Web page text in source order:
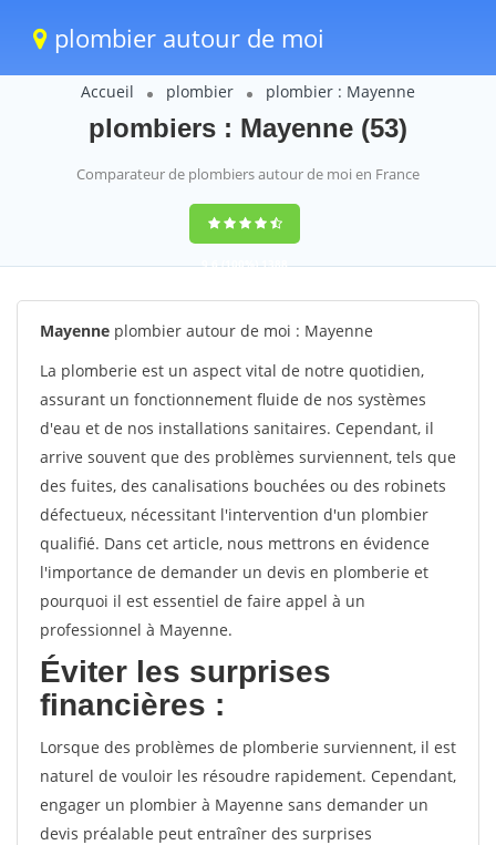
plombier autour de moi
Accueil plombier plombier : Mayenne
plombiers : Mayenne (53)
Comparateur de plombiers autour de moi en France
9,6(100%)1388
votes
Mayenne plombier autour de moi : Mayenne
La plomberie est un aspect vital de notre quotidien,
assurant un fonctionnement fluide de nos systèmes
d'eau et de nos installations sanitaires. Cependant, il
arrive souvent que des problèmes surviennent, tels que
des fuites, des canalisations bouchées ou des robinets
défectueux, nécessitant l'intervention d'un plombier
qualifié. Dans cet article, nous mettrons en évidence
l'importance de demander un devis en plomberie et
pourquoi il est essentiel de faire appel à un
professionnel à Mayenne.
Éviter les surprises
financières :
Lorsque des problèmes de plomberie surviennent, il est
naturel de vouloir les résoudre rapidement. Cependant,
engager un plombier à Mayenne sans demander un
devis préalable peut entraîner des surprises